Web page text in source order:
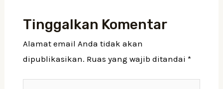
Tinggalkan Komentar
Alamat email Anda tidak akan
dipublikasikan. Ruas yang wajib ditandai *